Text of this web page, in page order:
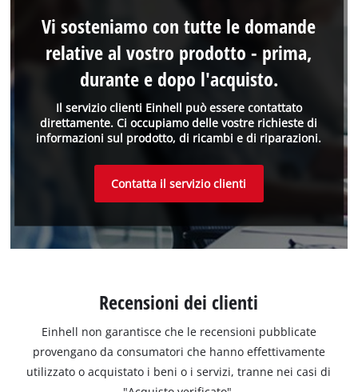
Il servizio clienti Einhell può essere contattato
direttamente. Ci occupiamo delle vostre richieste di
informazioni sul prodotto, di ricambi e di riparazioni.
Vi sosteniamo con tutte le domande
relative al vostro prodotto - prima,
durante e dopo l'acquisto.
Contatta il servizio clienti
Recensioni dei clienti
Einhell non garantisce che le recensioni pubblicate
provengano da consumatori che hanno effettivamente
utilizzato o acquistato i beni o i servizi, tranne nei casi di